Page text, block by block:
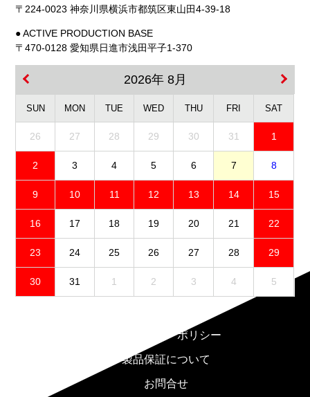
〒224-0023 神奈川県横浜市都筑区東山田4-39-18
● ACTIVE PRODUCTION BASE
〒470-0128 愛知県日進市浅田平子1-370
2026年 8月
SUN MON TUE WED THU FRI SAT
26 27 28 29 30 31 1
2 3 4 5 6 7 8
9 10 11 12 13 14 15
16 17 18 19 20 21 22
23 24 25 26 27 28 29
30 31 1 2 3 4 5
プライバシーポリシー
製品保証について
お問合せ